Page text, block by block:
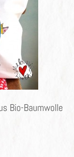
Bio-Baumwolle